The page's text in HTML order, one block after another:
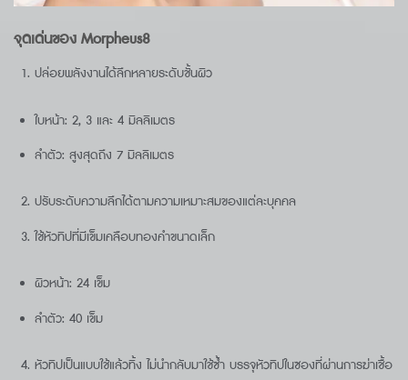
จุดเด่นของ Morpheus8
ปล่อยพลังงานได้ลึกหลายระดับชั้นผิว
ใบหน้า: 2, 3 และ 4 มิลลิเมตร
ลำตัว: สูงสุดถึง 7 มิลลิเมตร
ปรับระดับความลึกได้ตามความเหมาะสมของแต่ละบุคคล
ใช้หัวทิปที่มีเข็มเคลือบทองคำขนาดเล็ก
ผิวหน้า: 24 เข็ม
ลำตัว: 40 เข็ม
หัวทิปเป็นแบบใช้แล้วทิ้ง ไม่นำกลับมาใช้ซ้ำ บรรจุหัวทิปในซองที่ผ่านการฆ่าเชื้อ